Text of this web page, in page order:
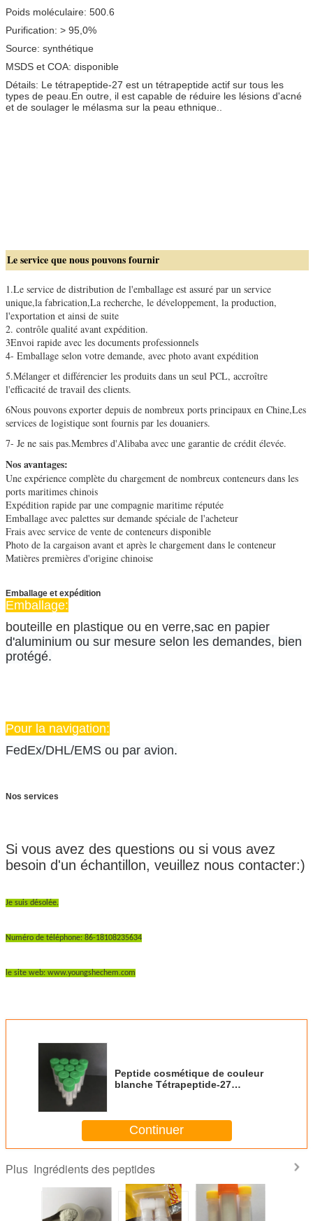
Poids moléculaire: 500.6
Purification: > 95,0%
Source: synthétique
MSDS et COA: disponible
Détails: Le tétrapeptide-27 est un tétrapeptide actif sur tous les
types de peau.En outre, il est capable de réduire les lésions d'acné
et de soulager le mélasma sur la peau ethnique..
Le service que nous pouvons fournir
1.Le service de distribution de l'emballage est assuré par un service
unique,la fabrication,La recherche, le développement, la production,
l'exportation et ainsi de suite
2. contrôle qualité avant expédition.
3Envoi rapide avec les documents professionnels
4- Emballage selon votre demande, avec photo avant expédition
5.Mélanger et différencier les produits dans un seul PCL, accroître
l'efficacité de travail des clients.
6Nous pouvons exporter depuis de nombreux ports principaux en Chine,Les
services de logistique sont fournis par les douaniers.
7- Je ne sais pas.Membres d'Alibaba avec une garantie de crédit élevée.
Nos avantages:
Une expérience complète du chargement de nombreux conteneurs dans les
ports maritimes chinois
Expédition rapide par une compagnie maritime réputée
Emballage avec palettes sur demande spéciale de l'acheteur
Frais avec service de vente de conteneurs disponible
Photo de la cargaison avant et après le chargement dans le conteneur
Matières premières d'origine chinoise
Emballage et expédition
Emballage:
bouteille en plastique ou en verre,sac en papier
d'aluminium ou sur mesure selon les demandes, bien
protégé.
Pour la navigation:
FedEx/DHL/EMS ou par avion.
Nos services
Si vous avez des questions ou si vous avez
besoin d'un échantillon, veuillez nous contacter:)
Je suis désolée.
Numéro de téléphone: 86-18108235634
le site web: www.youngshechem.com
Peptide cosmétique de couleur
blanche Tétrapeptide-27
Continuer
Plus Ingrédients des peptides